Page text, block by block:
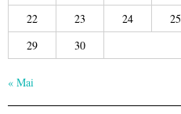
22
23 24 25
29
30
« Mai